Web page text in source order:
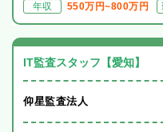
年収 550万円~800万円
IT監査スタッフ【愛知】
仰星監査法人